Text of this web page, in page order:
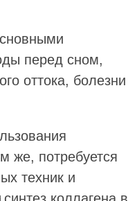
перед сном,
оттока, болезни
же, потребуется
техник и